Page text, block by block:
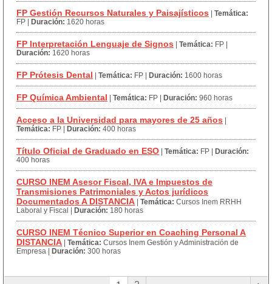
FP Gestión Recursos Naturales y Paisajísticos
Temática:
FP
Duración: 1620 horas
FP Interpretación Lenguaje de Signos Temática: FP
Duración: 1620 horas
FP Prótesis Dental Temática: FP Duración: 1600 horas
FP Química Ambiental Temática: FP Duración: 960 horas
Acceso a la Universidad para mayores de 25 años
Temática: FP Duración: 400 horas
Título Oficial de Graduado en ESO Temática: FP
Duración:
400 horas
CURSO INEM Asesor Fiscal, IVA e Impuestos de
Transmisiones Patrimoniales y Actos jurídicos
Documentados A DISTANCIA
Temática: Cursos Inem RRHH
Laboral y Fiscal
Duración: 180 horas
CURSO INEM Técnico Superior en Coaching Personal A
DISTANCIA
Temática: Cursos Inem Gestión y Administración de
Empresa
Duración: 300 horas